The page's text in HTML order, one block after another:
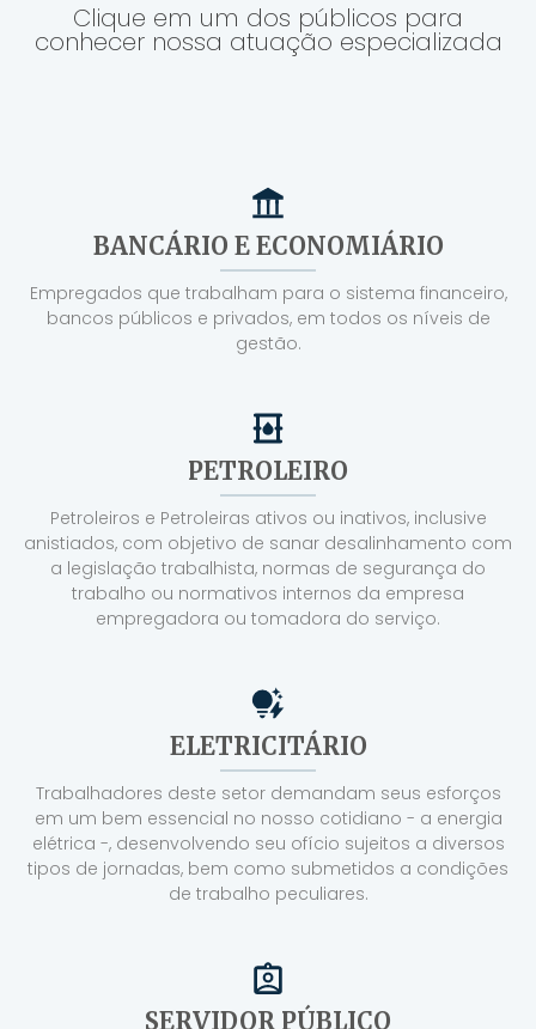
Clique em um dos públicos para
conhecer nossa atuação especializada
BANCÁRIO E ECONOMIÁRIO
Empregados que trabalham para o sistema financeiro,
bancos públicos e privados, em todos os níveis de
gestão.
PETROLEIRO
Petroleiros e Petroleiras ativos ou inativos, inclusive
anistiados, com objetivo de sanar desalinhamento com
a legislação trabalhista, normas de segurança do
trabalho ou normativos internos da empresa
empregadora ou tomadora do serviço.
ELETRICITÁRIO
Trabalhadores deste setor demandam seus esforços
em um bem essencial no nosso cotidiano - a energia
elétrica -, desenvolvendo seu ofício sujeitos a diversos
tipos de jornadas, bem como submetidos a condições
de trabalho peculiares.
SERVIDOR PÚBLICO